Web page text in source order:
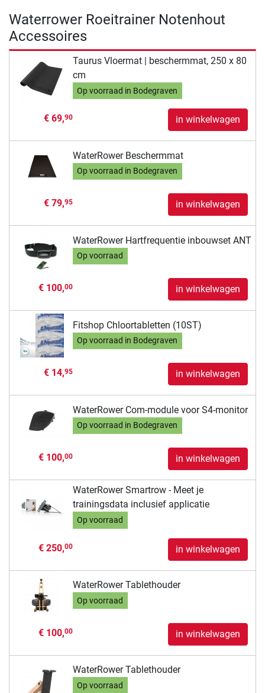
Waterrower Roeitrainer Notenhout
Accessoires
Taurus Vloermat | beschermmat, 250 x 80
cm
Op voorraad in Bodegraven
€ 69,90 in winkelwagen
WaterRower Beschermmat
Op voorraad in Bodegraven
€ 79,95 in winkelwagen
WaterRower Hartfrequentie inbouwset ANT
Op voorraad
€ 100,00 in winkelwagen
Fitshop Chloortabletten (10ST)
Op voorraad in Bodegraven
€ 14,95 in winkelwagen
WaterRower Com-module voor S4-monitor
Op voorraad in Bodegraven
€ 100,00 in winkelwagen
WaterRower Smartrow - Meet je
trainingsdata inclusief applicatie
Op voorraad
€ 250,00 in winkelwagen
WaterRower Tablethouder
Op voorraad
€ 100,00 in winkelwagen
WaterRower Tablethouder
Op voorraad